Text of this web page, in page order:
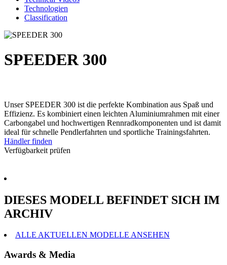
Technologien
Classification
SPEEDER 300
Unser SPEEDER 300 ist die perfekte Kombination aus Spaß und
Effizienz. Es kombiniert einen leichten Aluminiumrahmen mit einer
Carbongabel und hochwertigen Rennradkomponenten und ist damit
ideal für schnelle Pendlerfahrten und sportliche Trainingsfahrten.
Händler finden
Verfügbarkeit prüfen
DIESES MODELL BEFINDET SICH IM
ARCHIV
ALLE AKTUELLEN MODELLE ANSEHEN
Awards & Media